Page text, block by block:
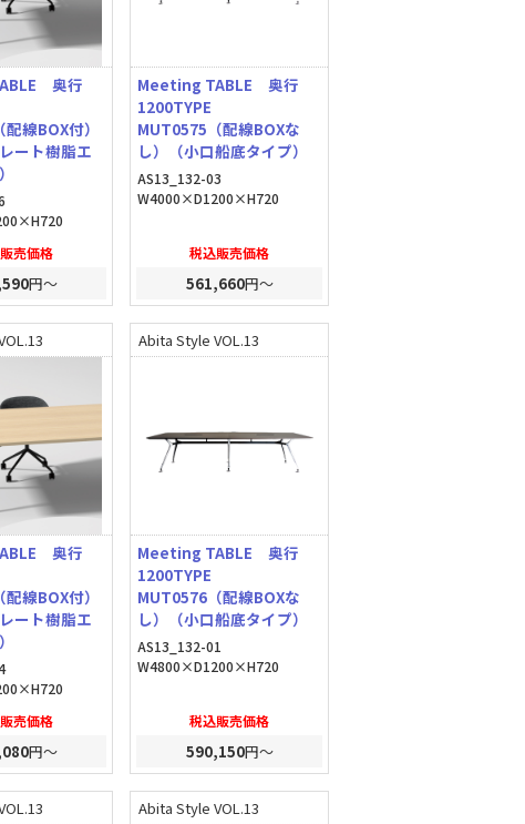
奥行
線BOX付）
ート樹脂エ
売価格
円～
Meeting TABLE 奥行
1200TYPE
MUT0575（配線BOXな
し）（小口船底タイプ）
AS13_132-03
W4000×D1200×H720
税込販売価格
561,660円～
奥行
線BOX付）
ート樹脂エ
売価格
円～
Abita Style VOL.13
Meeting TABLE 奥行
1200TYPE
MUT0576（配線BOXな
し）（小口船底タイプ）
AS13_132-01
W4800×D1200×H720
税込販売価格
590,150円～
Abita Style VOL.13